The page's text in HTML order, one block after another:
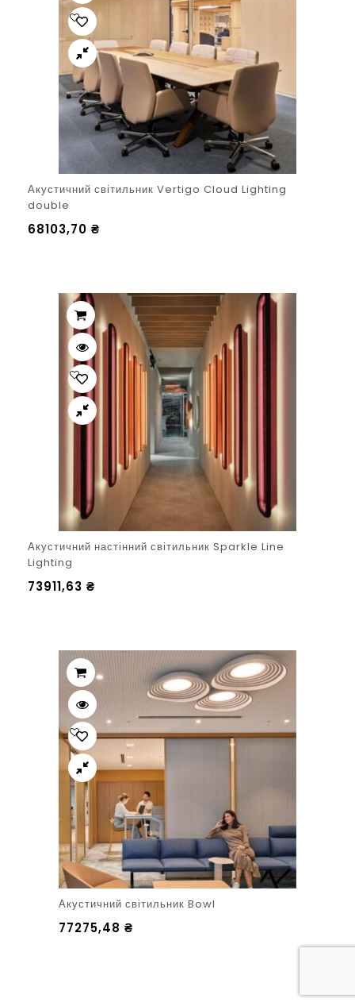
Акустичний світильник Vertigo Cloud Lighting
double
68103,70 ₴
Акустичний настінний світильник Sparkle Line
Lighting
73911,63 ₴
Акустичний світильник Bowl
77275,48 ₴